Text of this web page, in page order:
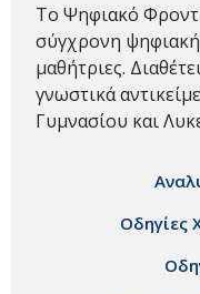
Το Ψηφιακό
σύγχρονη ψηφιακή
μαθήτριες.
γνωστικά
Γυμνασίου και
Οδηγίες